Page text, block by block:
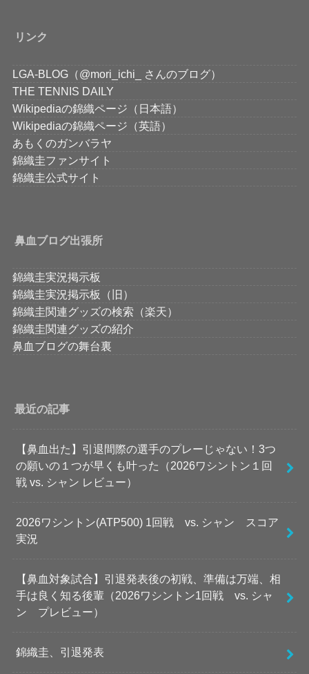
リンク
LGA-BLOG（@mori_ichi_ さんのブログ）
THE TENNIS DAILY
Wikipediaの錦織ページ（日本語）
Wikipediaの錦織ページ（英語）
あもくのガンバラヤ
錦織圭ファンサイト
錦織圭公式サイト
鼻血ブログ出張所
錦織圭実況掲示板
錦織圭実況掲示板（旧）
錦織圭関連グッズの検索（楽天）
錦織圭関連グッズの紹介
鼻血ブログの舞台裏
最近の記事
【鼻血出た】引退間際の選手のプレーじゃない！3つ
の願いの１つが早くも叶った（2026ワシントン１回
戦 vs. シャン レビュー）
2026ワシントン(ATP500) 1回戦 vs. シャン スコア
実況
【鼻血対象試合】引退発表後の初戦、準備は万端、相
手は良く知る後輩（2026ワシントン1回戦 vs. シャ
ン プレビュー）
錦織圭、引退発表